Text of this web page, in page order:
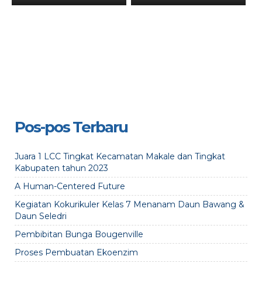
Pos-pos Terbaru
Juara 1 LCC Tingkat Kecamatan Makale dan Tingkat
Kabupaten tahun 2023
A Human-Centered Future
Kegiatan Kokurikuler Kelas 7 Menanam Daun Bawang &
Daun Seledri
Pembibitan Bunga Bougenville
Proses Pembuatan Ekoenzim